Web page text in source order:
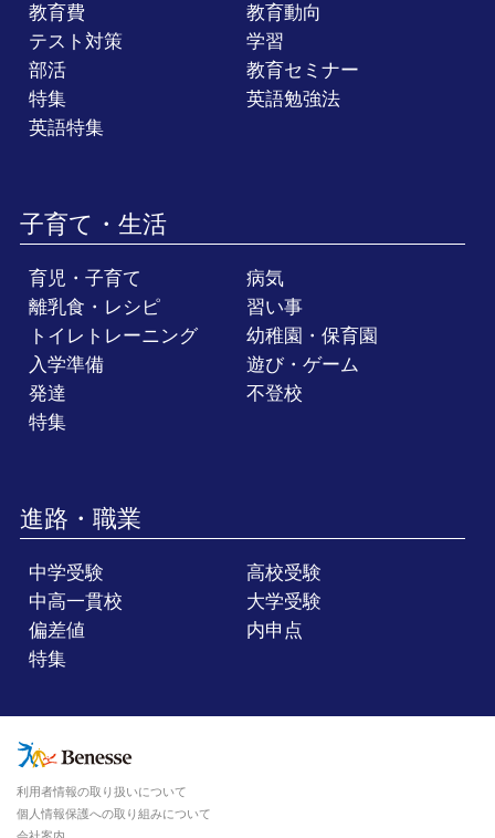
教育費
教育動向
テスト対策
学習
部活
教育セミナー
特集
英語勉強法
英語特集
子育て・生活
育児・子育て
病気
離乳食・レシピ
習い事
トイレトレーニング
幼稚園・保育園
入学準備
遊び・ゲーム
発達
不登校
特集
進路・職業
中学受験
高校受験
中高一貫校
大学受験
偏差値
内申点
特集
利用者情報の取り扱いについて
個人情報保護への取り組みについて